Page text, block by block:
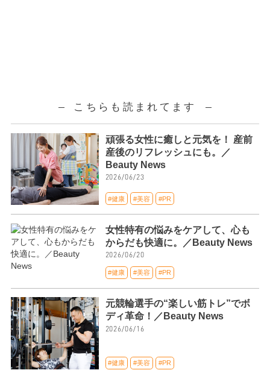
こちらも読まれてます
頑張る女性に癒しと元気を！ 産前
産後のリフレッシュにも。／
Beauty News
2026/06/23
#健康 #美容 #PR
女性特有の悩みをケアして、心も
からだも快適に。／Beauty News
2026/06/20
#健康 #美容 #PR
元競輪選手の“楽しい筋トレ”でボ
ディ革命！／Beauty News
2026/06/16
#健康 #美容 #PR